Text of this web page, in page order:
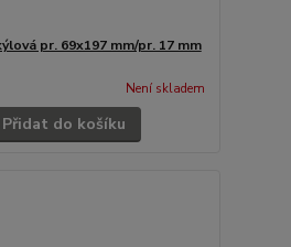
pr. 69x197 mm/pr. 17 mm
Není skladem
Přidat do košíku